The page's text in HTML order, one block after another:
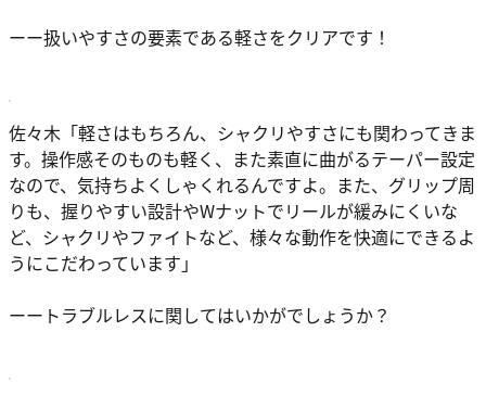
ーー扱いやすさの要素である軽さをクリアです！
佐々木 「軽さはもちろん、シャクリやすさにも関わってきま
す。 操作感そのものも軽く、また素直に曲がるテーパー設定
なので、気持ちよくしゃくれるんですよ。また、グリップ周
りも、 握りやすい設計やWナットでリールが緩みにくいな
ど、シャクリやファイトなど、様々な動作を快適にできるよ
うにこだわっています」
ーートラブルレスに関してはいかがでしょうか？